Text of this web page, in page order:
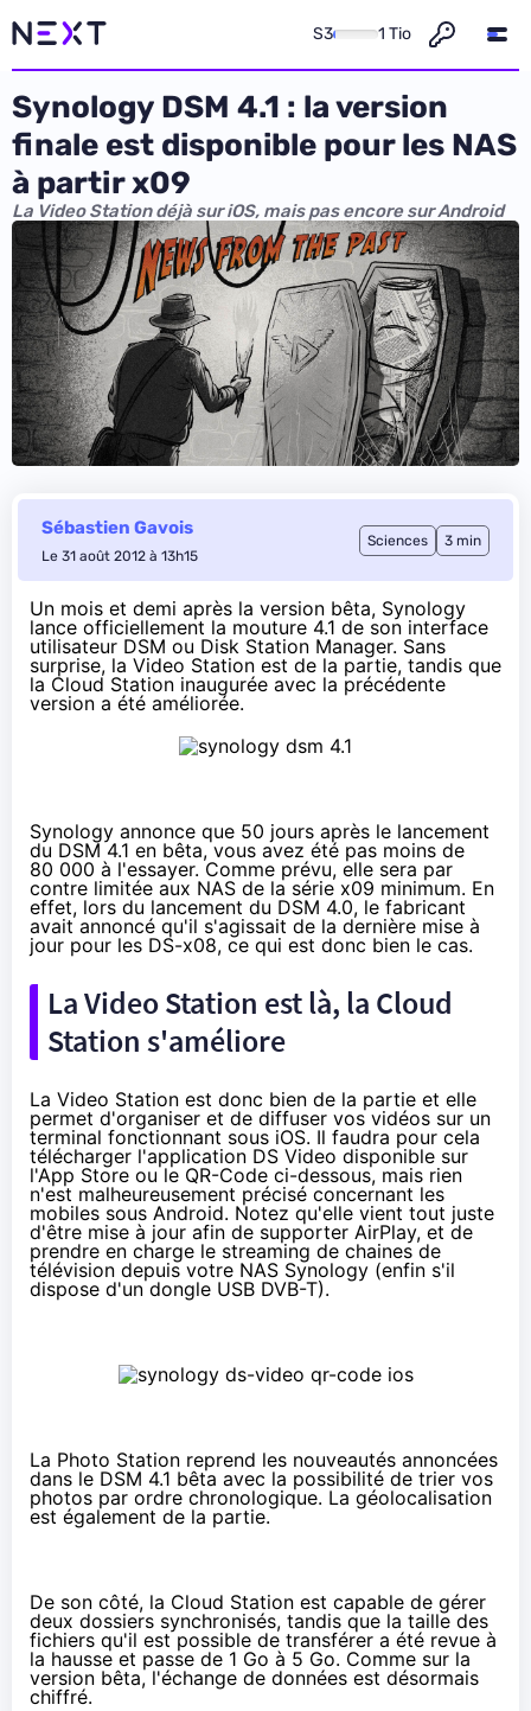
S3 1 Tio
Synology DSM 4.1 : la version
finale est disponible pour les NAS
à partir x09
La Video Station déjà sur iOS, mais pas encore sur Android
Sébastien Gavois
Le 31 août 2012 à 13h15
Sciences 3 min
Un mois et demi après la version bêta, Synology
lance officiellement la mouture 4.1 de son interface
utilisateur DSM ou Disk Station Manager. Sans
surprise, la Video Station est de la partie, tandis que
la Cloud Station inaugurée avec la précédente
version a été améliorée.
Synology annonce que 50 jours après le lancement
du DSM 4.1 en bêta, vous avez été pas moins de
80 000 à l'essayer. Comme prévu, elle sera par
contre limitée aux NAS de la série x09 minimum. En
effet, lors du lancement du DSM 4.0, le fabricant
avait annoncé qu'il s'agissait de la dernière mise à
jour pour les DS-x08, ce qui est donc bien le cas.
La Video Station est là, la Cloud
Station s'améliore
La Video Station est donc bien de la partie et elle
permet d'organiser et de diffuser vos vidéos sur un
terminal fonctionnant sous iOS. Il faudra pour cela
télécharger l'application DS Video disponible sur
l'App Store ou le QR-Code ci-dessous, mais rien
n'est malheureusement précisé concernant les
mobiles sous Android. Notez qu'elle vient tout juste
d'être mise à jour afin de supporter AirPlay, et de
prendre en charge le streaming de chaines de
télévision depuis votre NAS Synology (enfin s'il
dispose d'un dongle USB DVB-T).
La Photo Station reprend les nouveautés annoncées
dans le DSM 4.1 bêta avec la possibilité de trier vos
photos par ordre chronologique. La géolocalisation
est également de la partie.
De son côté, la Cloud Station est capable de gérer
deux dossiers synchronisés, tandis que la taille des
fichiers qu'il est possible de transférer a été revue à
la hausse et passe de 1 Go à 5 Go. Comme sur la
version bêta, l'échange de données est désormais
chiffré.